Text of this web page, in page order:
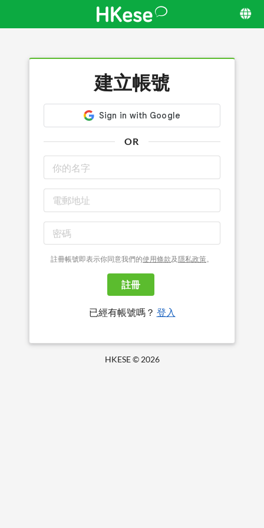
建立帳號
OR
註冊帳號即表示你同意我們的使用條款及隱私政策。
註冊
已經有帳號嗎？ 登入
HKESE © 2026